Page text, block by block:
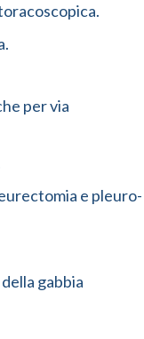
per via
e pleuro-
gabbia